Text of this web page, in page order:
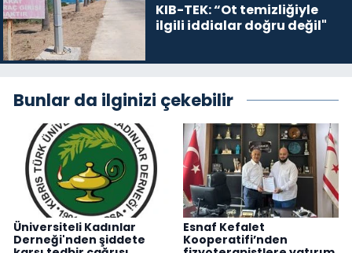
KIB-TEK: “Ot temizliğiyle
ilgili iddialar doğru değil"
Bunlar da ilginizi çekebilir
Üniversiteli Kadınlar
Derneği'nden şiddete
Esnaf Kefalet
Kooperatifi’nden